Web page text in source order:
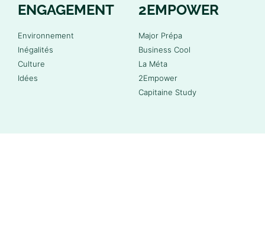
ENGAGEMENT
Environnement
Inégalités
Culture
Idées
2EMPOWER
Major Prépa
Business Cool
La Méta
2Empower
Capitaine Study